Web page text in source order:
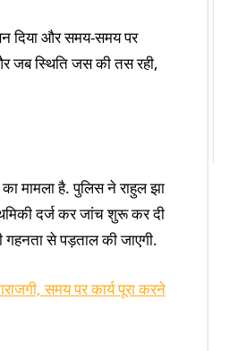
दिया और समय-समय पर
जब स्थिति जस की तस रही,
मामला है. पुलिस ने राहुल झा
दर्ज कर जांच शुरू कर दी
से पड़ताल की जाएगी.
समय पर कार्य पूरा करने